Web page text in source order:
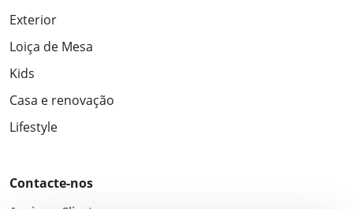
Exterior
Loiça de Mesa
Kids
Casa e renovação
Lifestyle
Contacte-nos